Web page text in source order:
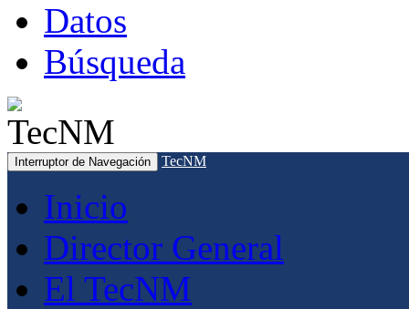
Datos
Búsqueda
Interruptor de Navegación TecNM
Inicio
Director General
El TecNM